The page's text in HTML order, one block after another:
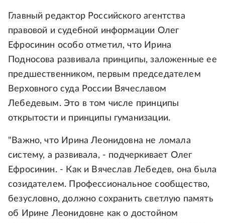
Главный редактор Российского агентства
правовой и судебной информации Олег
Ефросинин особо отметил, что Ирина
Подносова развивала принципы, заложенные ее
предшественником, первым председателем
Верховного суда России Вячеславом
Лебедевым. Это в том числе принципы
открытости и принципы гуманизации.
"Важно, что Ирина Леонидовна не ломала
систему, а развивала, - подчеркивает Олег
Ефросинин. - Как и Вячеслав Лебедев, она была
созидателем. Профессиональное сообщество,
безусловно, должно сохранить светлую память
об Ирине Леонидовне как о достойном